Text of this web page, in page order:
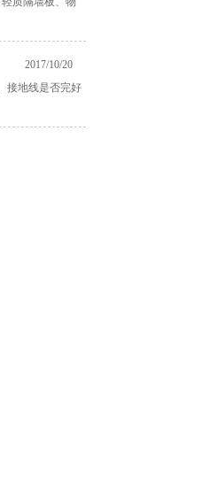
2017/10/20
接地线是否完好